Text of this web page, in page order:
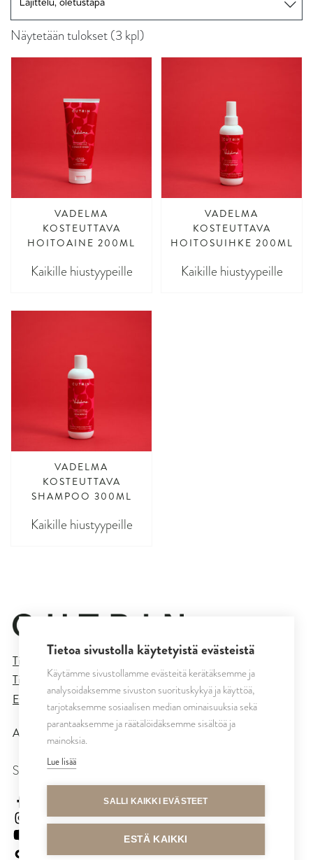
Näytetään tulokset (3 kpl)
VADELMA
KOSTEUTTAVA
HOITOAINE 200ML
Kaikille hiustyypeille
VADELMA
KOSTEUTTAVA
HOITOSUIHKE 200ML
Kaikille hiustyypeille
VADELMA
KOSTEUTTAVA
SHAMPOO 300ML
Kaikille hiustyypeille
Tietosuojaseloste
Tilaus- ja toimitusehdot
Evästeasetukset
All rights reserved © CUTRIN
SEURAA MEITÄ
cutrinfinland
cutrinfinland
Tietoa sivustolla käytetyistä evästeistä
Käytämme sivustollamme evästeitä kerätäksemme ja
analysoidaksemme sivuston suorituskykyä ja käyttöä,
tarjotaksemme sosiaalisen median ominaisuuksia sekä
parantaaksemme ja räätälöidäksemme sisältöä ja
mainoksia.
Lue lisää
SALLI KAIKKI EVÄSTEET
ESTÄ KAIKKI